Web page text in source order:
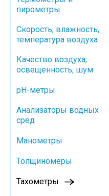
пирометры
Скорость, влажность,
температура воздуха
Качество воздуха,
освещенность, шум
pH-метры
Анализаторы водных
сред
Манометры
Толщиномеры
Тахометры